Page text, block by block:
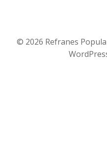
© 2026 Refranes